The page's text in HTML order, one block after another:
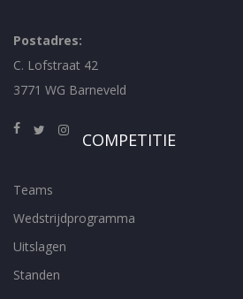
Postadres:
C. Lofstraat 42
3771 WG Barneveld
COMPETITIE
Teams
Wedstrijdprogramma
Uitslagen
Standen